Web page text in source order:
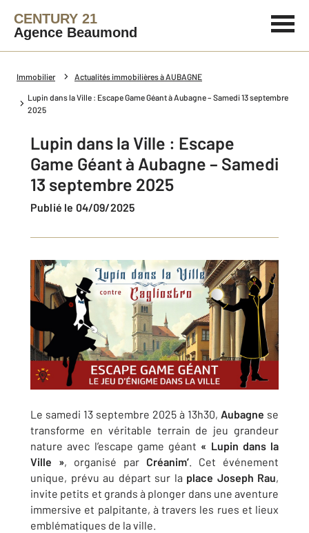
CENTURY 21
Agence Beaumond
Immobilier Actualités immobilières à AUBAGNE
Lupin dans la Ville : Escape Game Géant à Aubagne – Samedi 13 septembre
2025
Lupin dans la Ville : Escape
Game Géant à Aubagne – Samedi
13 septembre 2025
Publié le 04/09/2025
Le samedi 13 septembre 2025 à 13h30, Aubagne se
transforme en véritable terrain de jeu grandeur
nature avec l’escape game géant « Lupin dans la
Ville », organisé par Créanim’. Cet événement
unique, prévu au départ sur la place Joseph Rau,
invite petits et grands à plonger dans une aventure
immersive et palpitante, à travers les rues et lieux
emblématiques de la ville.